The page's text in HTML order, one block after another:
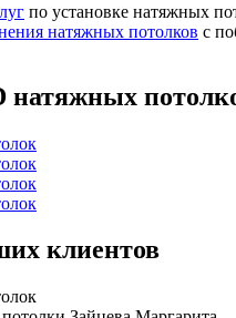
по установке натяжных
натяжных потолков с
клиентов